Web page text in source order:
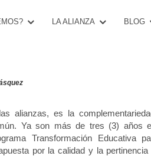
LA ALIANZA BLOG
alianzas, es la
Ya son más de tres (3) años
Transformación Educativa
por la calidad y la